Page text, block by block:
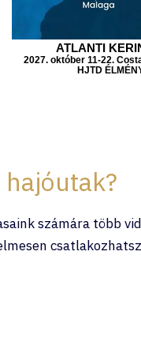
ATLANTI
2027. október 11-22.
HJTD
számára több